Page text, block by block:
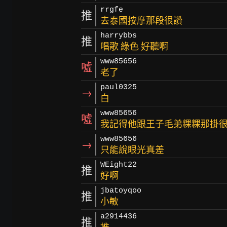
推 rrgfe
去泰國按摩那段很讚
推 harrybbs
唱歌 綠色 好聽啊
噓 www85656
老了
→ paul0325
白
噓 www85656
我記得他跟王子毛弟粿粿那掛
→ www85656
只能說眼光真差
推 WEight22
好啊
推 jbatoyqoo
小敏
推 a2914436